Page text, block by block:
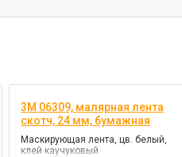
3M 06309, малярная лента
скотч, 24 мм, бумажная
Маскирующая лента, цв. белый,
клей каучуковый